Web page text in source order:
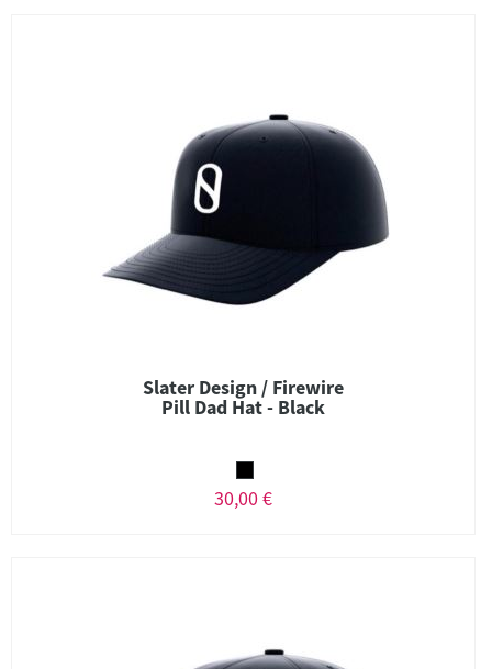
Slater Design / Firewire
Pill Dad Hat - Black
30,00 €